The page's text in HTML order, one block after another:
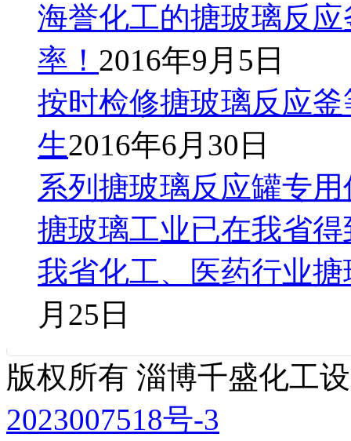
海誉化工的搪玻璃反
率！ 2016年9月5日
按时检修搪玻璃反应
生2016年6月30日
系列搪玻璃反应罐专
搪玻璃工业已在我省
我省化工、医药行业
月25日
版权所有 淄博千盛化工
2023007518号-3